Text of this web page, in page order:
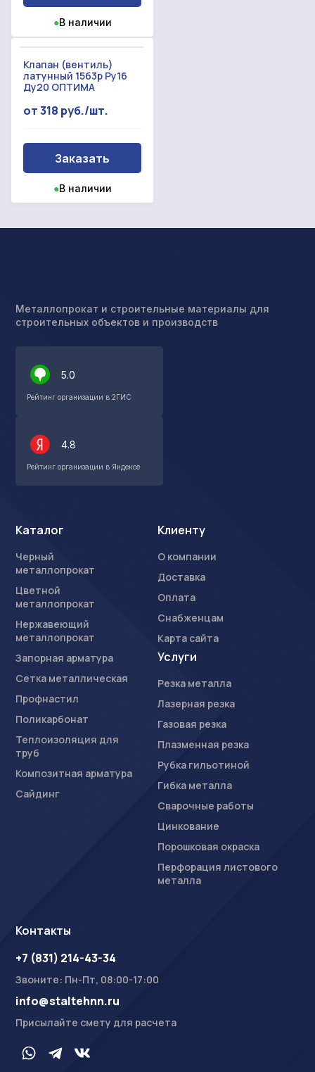
●В наличии
Клапан (вентиль)
латунный 15б3р Ру16
Ду20 ОПТИМА
от 318 руб./шт.
Заказать
●В наличии
Металлопрокат и строительные материалы для
строительных объектов и производств
5.0
Рейтинг организации в 2ГИС
4.8
Рейтинг организации в Яндексе
Каталог
Черный
металлопрокат
Цветной
металлопрокат
Нержавеющий
металлопрокат
Запорная арматура
Сетка металлическая
Профнастил
Поликарбонат
Теплоизоляция для
труб
Композитная арматура
Сайдинг
Клиенту
О компании
Доставка
Оплата
Снабженцам
Карта сайта
Услуги
Резка металла
Лазерная резка
Газовая резка
Плазменная резка
Рубка гильотиной
Гибка металла
Сварочные работы
Цинкование
Порошковая окраска
Перфорация листового
металла
Контакты
+7 (831) 214-43-34
Звоните: Пн-Пт, 08:00-17:00
info@staltehnn.ru
Присылайте смету для расчета